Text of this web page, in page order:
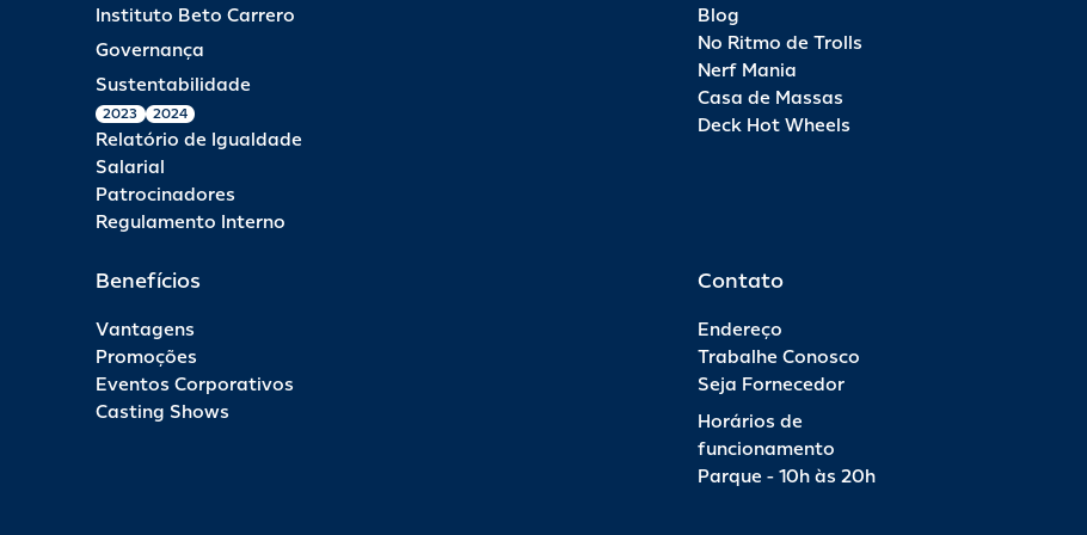
Instituto Beto Carrero
Governança
Sustentabilidade
2023 2024
Relatório de Igualdade
Salarial
Patrocinadores
Regulamento Interno
Blog
No Ritmo de Trolls
Nerf Mania
Casa de Massas
Deck Hot Wheels
Benefícios
Vantagens
Promoções
Eventos Corporativos
Casting Shows
Contato
Endereço
Trabalhe Conosco
Seja Fornecedor
Horários de
funcionamento
Parque - 10h às 20h